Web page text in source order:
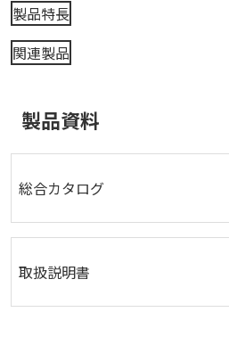
製品特長
関連製品
製品資料
総合カタログ
取扱説明書